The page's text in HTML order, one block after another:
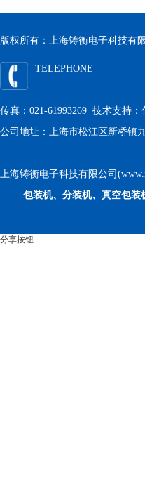
版权所有：上海铸衡电子科技有
TELEPHONE
传真：021-61993269 技术支持：
公司地址：上海市松江区新桥镇
上海铸衡电子科技有限公司
包装机、分装机、真空包
分享按钮